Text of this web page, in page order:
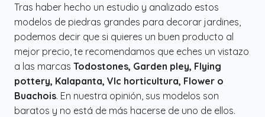
Tras haber hecho un estudio y analizado estos
modelos de piedras grandes para decorar jardines,
podemos decir que si quieres un buen producto al
mejor precio, te recomendamos que eches un vistazo
a las marcas Todostones, Garden pley, Flying
pottery, Kalapanta, Vlc horticultura, Flower o
Buachois. En nuestra opinión, sus modelos son
baratos y no está de más hacerse de uno de ellos.